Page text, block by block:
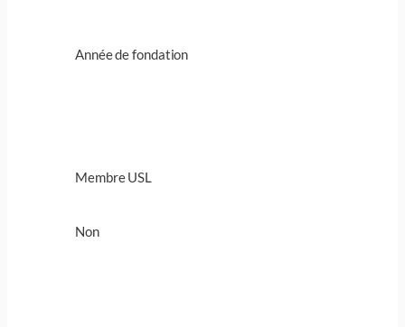
Année de fondation
Membre USL
Non